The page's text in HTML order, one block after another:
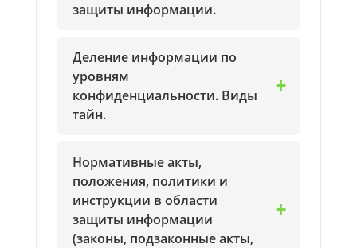
защиты информации.
Деление информации по
уровням
конфиденциальности. Виды
тайн.
Нормативные акты,
положения, политики и
инструкции в области
защиты информации
(законы, подзаконные акты,